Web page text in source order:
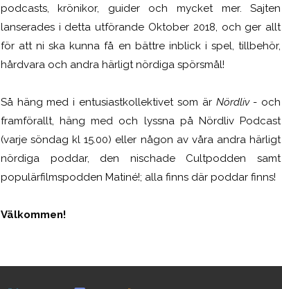
podcasts, krönikor, guider och mycket mer. Sajten
lanserades i detta utförande Oktober 2018, och ger allt
för att ni ska kunna få en bättre inblick i spel, tillbehör,
hårdvara och andra härligt nördiga spörsmål!
Så häng med i entusiastkollektivet som är Nördliv- och
framförallt, häng med och lyssna på Nördliv Podcast
(varje söndag kl 15.00) eller någon av våra andra härligt
nördiga poddar, den nischade Cultpodden samt
populärfilmspodden Matiné!; alla finns där poddar finns!
Välkommen!